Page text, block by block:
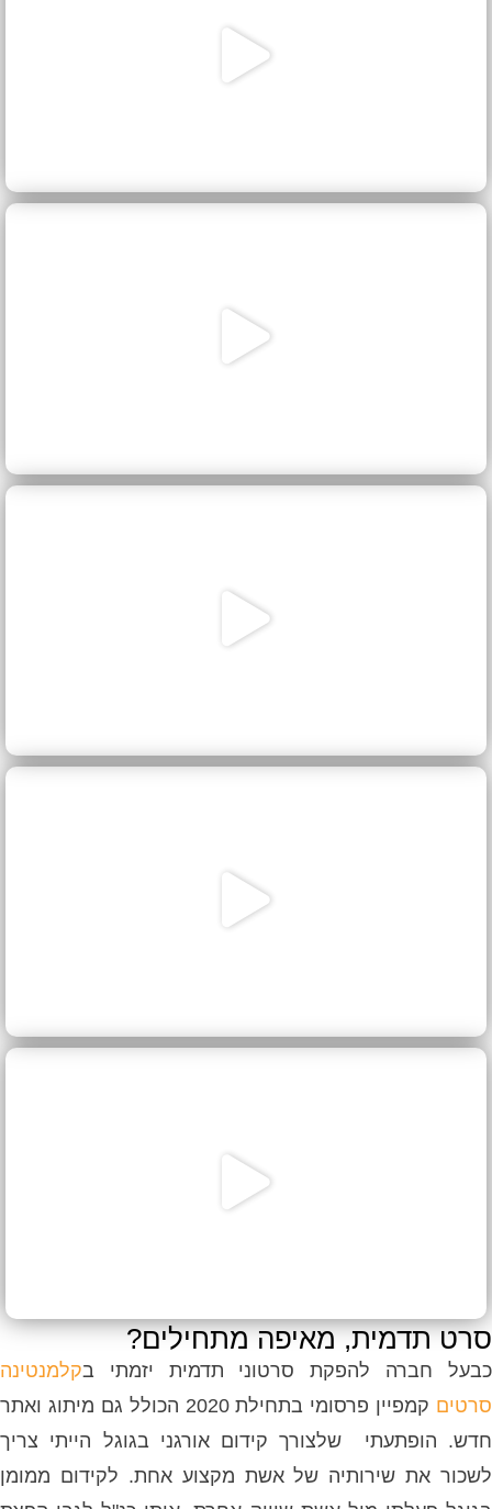
סרט תדמית, מאיפה מתחילים?
כבעל חברה להפקת סרטוני תדמית יזמתי בקלמנטינה
סרטים
קמפיין פרסומי בתחילת 2020 הכולל גם מיתוג ואתר
חדש. הופתעתי שלצורך קידום אורגני בגוגל הייתי צריך
לשכור את שירותיה של אשת מקצוע אחת. לקידום ממומן